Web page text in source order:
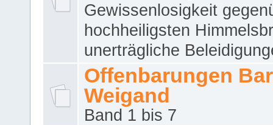
Gewissenlosigkeit
hochheiligsten
unerträgliche
Offenbarungen
Weigand
Band 1 bis 7